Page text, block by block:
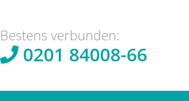
Bestens verbunden:
0201 84008-66